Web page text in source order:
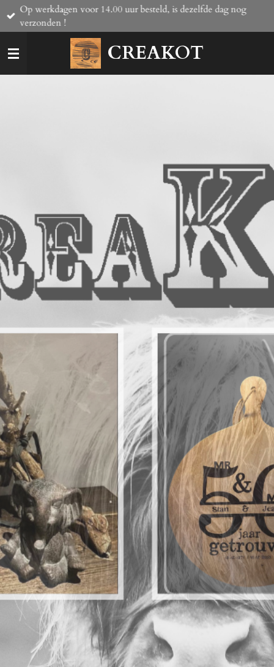
Ga
direct
de
CREAKOT
Op werkdagen voor 14.00 uur besteld, is dezelfde dag nog
verzonden !